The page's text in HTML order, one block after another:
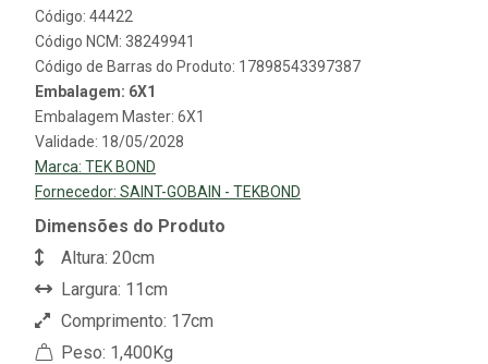
Código: 44422
Código NCM: 38249941
Código de Barras do Produto: 17898543397387
Embalagem: 6X1
Embalagem Master: 6X1
Validade: 18/05/2028
Marca: TEK BOND
Fornecedor: SAINT-GOBAIN - TEKBOND
Dimensões do Produto
Altura: 20cm
Largura: 11cm
Comprimento: 17cm
Peso: 1,400Kg